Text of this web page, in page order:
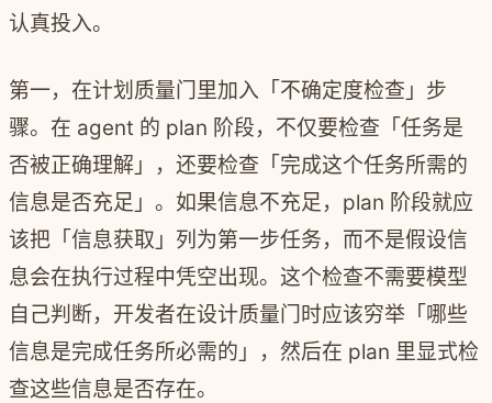
认真投入。
第一，在计划质量门里加入「不确定度检查」步
骤。在 agent 的 plan 阶段，不仅要检查「任务是
否被正确理解」，还要检查「完成这个任务所需的
信息是否充足」。如果信息不充足，plan 阶段就应
该把「信息获取」列为第一步任务，而不是假设信
息会在执行过程中凭空出现。这个检查不需要模型
自己判断，开发者在设计质量门时应该穷举「哪些
信息是完成任务所必需的」，然后在 plan 里显式检
查这些信息是否存在。